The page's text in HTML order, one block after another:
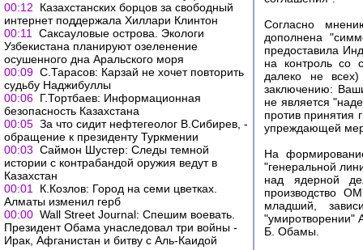
00:12
Казахстанских борцов за свободный
интернет поддержала Хиллари Клинтон
00:11
Саксауловые острова. Экологи
Узбекистана планируют озеленение
осушенного дна Аральского моря
00:09 С.Тарасов: Карзай не хочет повторить
судьбу Наджибуллы
00:06 Г.Тортбаев: Информационная
безопасность Казахстана
00:05 За что сидит нефтегеолог В.Сибирев, -
обращение к президенту Туркмении
00:03 Саймон Шустер: Следы темной
истории с контрабандой оружия ведут в
Казахстан
00:01
К.Козлов: Город на семи цветках.
Алматы изменил герб
00:00 Wall Street Journal: Спешим воевать.
Президент Обама унаследовал три войны -
Ирак, Афганистан и битву с Аль-Каидой
Согласно
дополнена
предоставила
на контроль со
далеко не
заключению:
не является
против принятия
упреждающей
На
"генеральной
над ядерной
производство
младший,
"умиротворении"
Б. Обамы.